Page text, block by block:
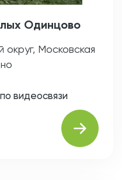
Одинцово
Московская
видеосвязи